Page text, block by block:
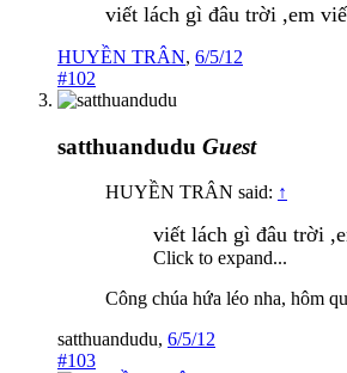
viết lách gì đâu trời ,em
HUYỀN TRÂN, 6/5/12
#102
satthuandudu Guest
HUYỀN TRÂN said: ↑
viết lách gì đâu trời
Click to expand...
Công chúa hứa léo nha, hôm
satthuandudu, 6/5/12
#103